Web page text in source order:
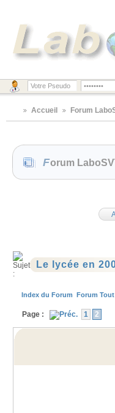
Accueil Forum
Forum
Le lycée en
Index du Forum Forum
Page : 1 2